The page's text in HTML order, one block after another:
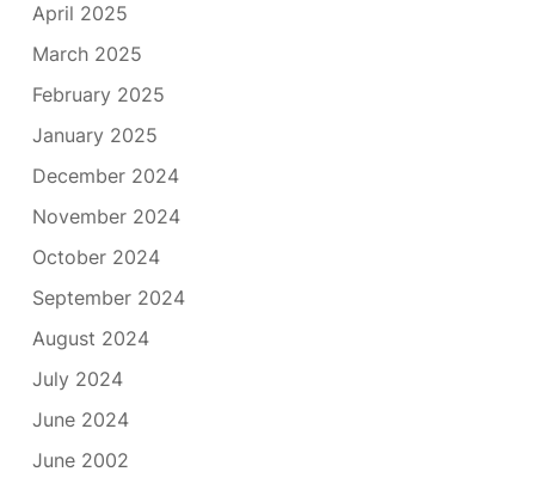
April 2025
March 2025
February 2025
January 2025
December 2024
November 2024
October 2024
September 2024
August 2024
July 2024
June 2024
June 2002